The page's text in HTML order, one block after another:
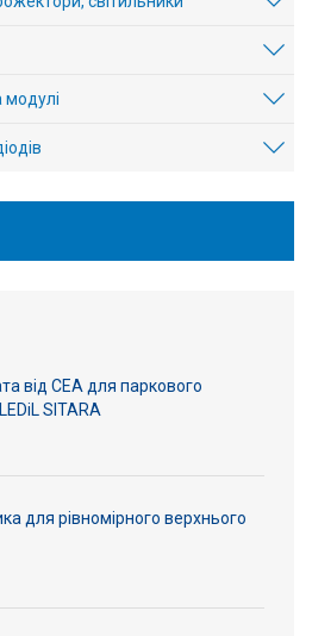
модулі
від СЕА для паркового
SITARA
для рівномірного верхнього